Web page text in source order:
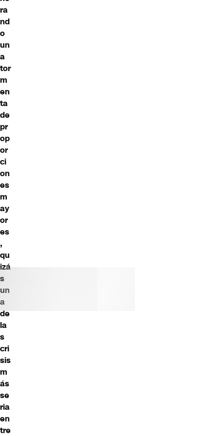
ra
nd
o
un
a
tor
m
en
ta
de
pr
op
or
ci
on
es
m
ay
or
es
,
qu
izá
s
un
a
de
la
s
cri
sis
m
ás
se
ria
en
tre